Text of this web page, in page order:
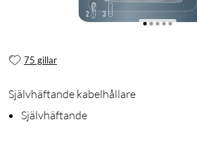
75 gillar
Självhäftande kabelhållare
Självhäftande